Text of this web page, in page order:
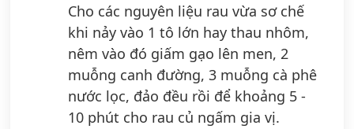
Cho các nguyên liệu rau vừa sơ chế
khi nảy vào 1 tô lớn hay thau nhôm,
nêm vào đó giấm gạo lên men, 2
muỗng canh đường, 3 muỗng cà phê
nước lọc, đảo đều rồi để khoảng 5 -
10 phút cho rau củ ngấm gia vị.